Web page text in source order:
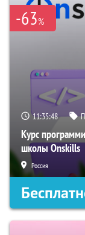
-63%
11:35:47
Курс
школы Onskills
Россия